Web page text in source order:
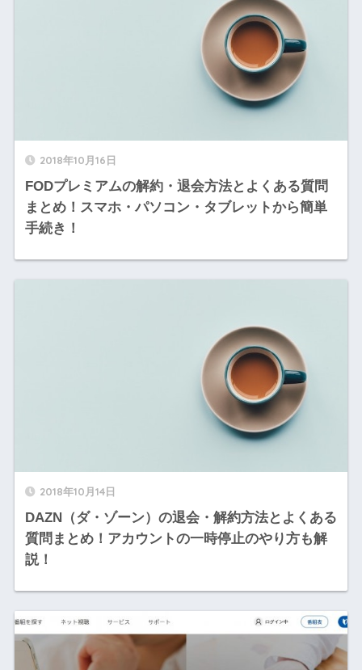
2018年10月16日
FODプレミアムの解約・退会方法とよくある質問
まとめ！スマホ・パソコン・タブレットから簡単
手続き！
2018年10月14日
DAZN（ダ・ゾーン）の退会・解約方法とよくある
質問まとめ！アカウントの一時停止のやり方も解
説！